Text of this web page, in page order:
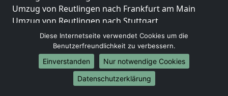
Umzug von Reutlingen nach Frankfurt am Main
Umzug von Reutlingen nach Stuttgart
Umzug von Reutlingen nach Düsseldorf
Umzug von Reutlingen nach Leipzig
Umzug von Reutlingen nach Dortmund
Umzug von Reutlingen nach Essen
Umzug von Reutlingen nach Bremen
Diese Internetseite verwendet Cookies um die
Benutzerfreundlichkeit zu verbessern.
Einverstanden
Nur notwendige Cookies
Datenschutzerklärung